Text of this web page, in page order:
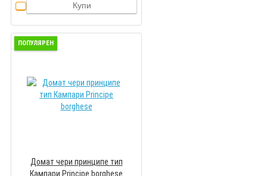
Купи
ПОПУЛЯРЕН
Домат чери принципе тип
Кампари Principe borghese